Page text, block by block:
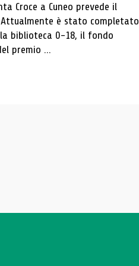
Croce a Cuneo prevede il
è stato completato
biblioteca 0-18, il fondo
premio ...